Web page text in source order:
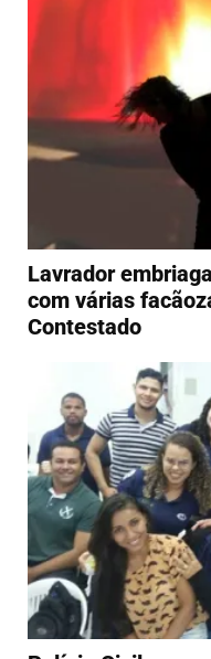
Lavrador
com várias
Contestado